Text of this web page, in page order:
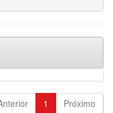
1 Próximo